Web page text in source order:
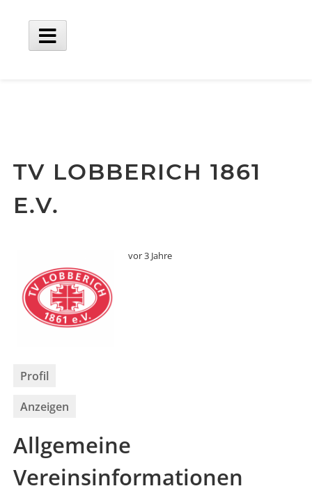
content
Main
TV LOBBERICH 1861
E.V.
vor 3 Jahre
Profil
Anzeigen
Allgemeine
Vereinsinformationen